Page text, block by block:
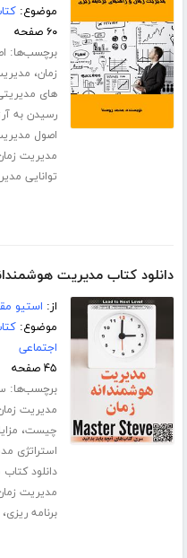
موضوع:
۶۰ صفحه
برچسب‌ها:
زمان،
های
رسیدن به
اصول
مدیریت
توانایی
دانلود کتاب مدیریت
از: استیو
موضوع:
اجتماعی
۴۵ صفحه
برچسب‌ها:
مدیریت
چیست،
استراتژی
دانلود
مدیریت
برنامه ریزی،